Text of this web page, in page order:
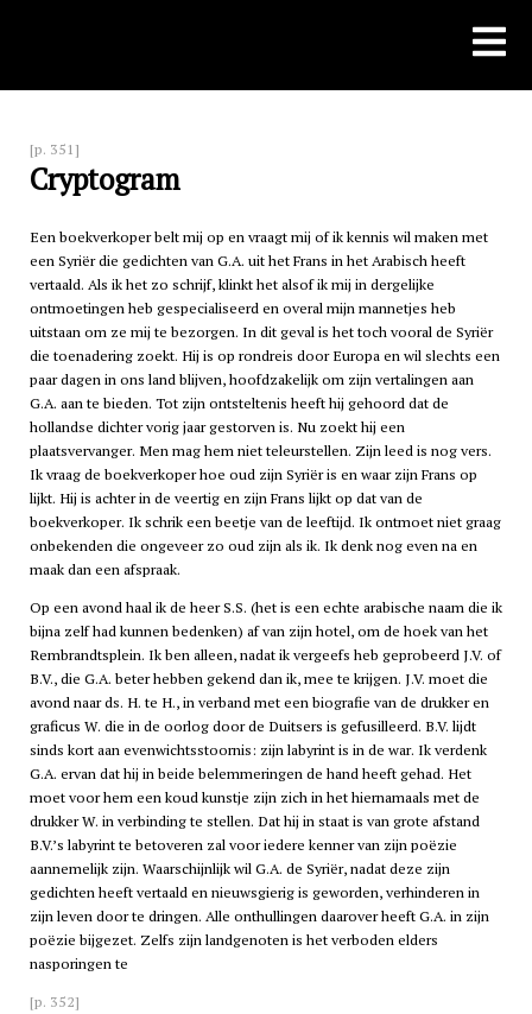
[p. 351]
Cryptogram
Een boekverkoper belt mij op en vraagt mij of ik kennis wil maken met
een Syriër die gedichten van G.A. uit het Frans in het Arabisch heeft
vertaald. Als ik het zo schrijf, klinkt het alsof ik mij in dergelijke
ontmoetingen heb gespecialiseerd en overal mijn mannetjes heb
uitstaan om ze mij te bezorgen. In dit geval is het toch vooral de Syriër
die toenadering zoekt. Hij is op rondreis door Europa en wil slechts een
paar dagen in ons land blijven, hoofdzakelijk om zijn vertalingen aan
G.A. aan te bieden. Tot zijn ontsteltenis heeft hij gehoord dat de
hollandse dichter vorig jaar gestorven is. Nu zoekt hij een
plaatsvervanger. Men mag hem niet teleurstellen. Zijn leed is nog vers.
Ik vraag de boekverkoper hoe oud zijn Syriër is en waar zijn Frans op
lijkt. Hij is achter in de veertig en zijn Frans lijkt op dat van de
boekverkoper. Ik schrik een beetje van de leeftijd. Ik ontmoet niet graag
onbekenden die ongeveer zo oud zijn als ik. Ik denk nog even na en
maak dan een afspraak.
Op een avond haal ik de heer S.S. (het is een echte arabische naam die ik
bijna zelf had kunnen bedenken) af van zijn hotel, om de hoek van het
Rembrandtsplein. Ik ben alleen, nadat ik vergeefs heb geprobeerd J.V. of
B.V., die G.A. beter hebben gekend dan ik, mee te krijgen. J.V. moet die
avond naar ds. H. te H., in verband met een biografie van de drukker en
graficus W. die in de oorlog door de Duitsers is gefusilleerd. B.V. lijdt
sinds kort aan evenwichtsstoornis: zijn labyrint is in de war. Ik verdenk
G.A. ervan dat hij in beide belemmeringen de hand heeft gehad. Het
moet voor hem een koud kunstje zijn zich in het hiernamaals met de
drukker W. in verbinding te stellen. Dat hij in staat is van grote afstand
B.V.’s labyrint te betoveren zal voor iedere kenner van zijn poëzie
aannemelijk zijn. Waarschijnlijk wil G.A. de Syriër, nadat deze zijn
gedichten heeft vertaald en nieuwsgierig is geworden, verhinderen in
zijn leven door te dringen. Alle onthullingen daarover heeft G.A. in zijn
poëzie bijgezet. Zelfs zijn landgenoten is het verboden elders
nasporingen te
[p. 352]